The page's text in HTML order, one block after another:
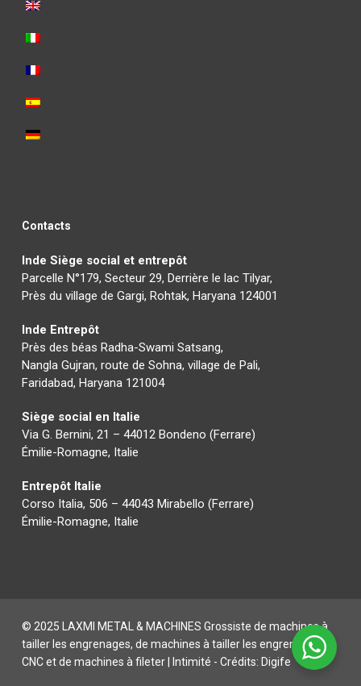
Contacts
Inde Siège social et entrepôt
Parcelle N°179, Secteur 29, Derrière le lac Tilyar,
Près du village de Gargi, Rohtak, Haryana 124001
Inde Entrepôt
Près des béas Radha-Swami Satsang,
Nangla Gujran, route de Sohna, village de Pali,
Faridabad, Haryana 121004
Siège social en Italie
Via G. Bernini, 21 – 44012 Bondeno (Ferrare)
Émilie-Romagne, Italie
Entrepôt Italie
Corso Italia, 506 – 44043 Mirabello (Ferrare)
Émilie-Romagne, Italie
© 2025 LAXMI METAL & MACHINES Grossiste de machines à
tailler les engrenages, de machines à tailler les engrenages
CNC et de machines à fileter |
Intimité - Crédits: Digife